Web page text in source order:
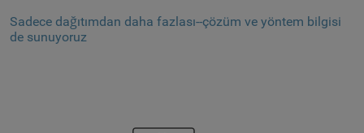
Sadece dağıtımdan daha fazlası--çözüm ve yöntem bilgisi
de sunuyoruz